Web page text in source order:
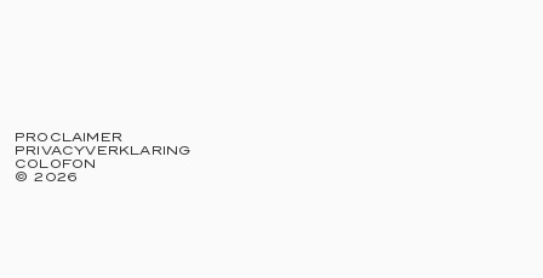
PROCLAIMER
PRIVACYVERKLARING
COLOFON
©2026